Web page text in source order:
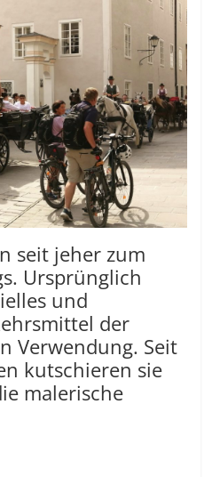
seit jeher zum
Ursprünglich
und
der
Verwendung. Seit
kutschieren sie
malerische